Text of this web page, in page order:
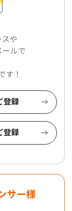
や
ールで
す！
登録
登録
サー様